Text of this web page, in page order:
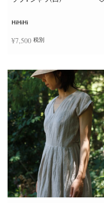
ジ
か
ら
選
択
で
き
ま
す
HiHiHi
¥7,500 税別
の
商
品
に
は
複
数
の
バ
リ
エ
ー
シ
ョ
ン
が
あ
り
ま